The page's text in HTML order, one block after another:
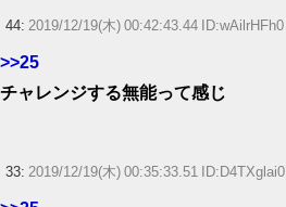
44: 2019/12/19(木) 00:42:43.44 ID:wAilrHFh0
>>25
チャレンジする無能って感じ
33: 2019/12/19(木) 00:35:33.51 ID:D4TXglai0